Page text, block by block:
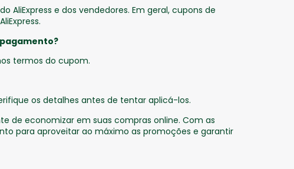
AliExpress e dos vendedores. Em geral, cupons de
termos do cupom.
os detalhes antes de tentar aplicá-los.
de economizar em suas compras online. Com as
para aproveitar ao máximo as promoções e garantir